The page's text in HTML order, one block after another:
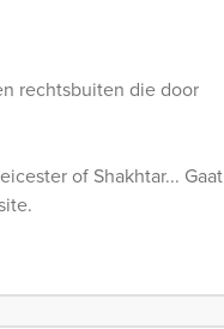
rechtsbuiten die door
of Shakhtar... Gaat